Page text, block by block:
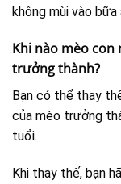
không mùi vào bữa
Khi nào mèo con
trưởng thành?
Bạn có thể thay
của mèo trưởng
tuổi.
Khi thay thế, bạn